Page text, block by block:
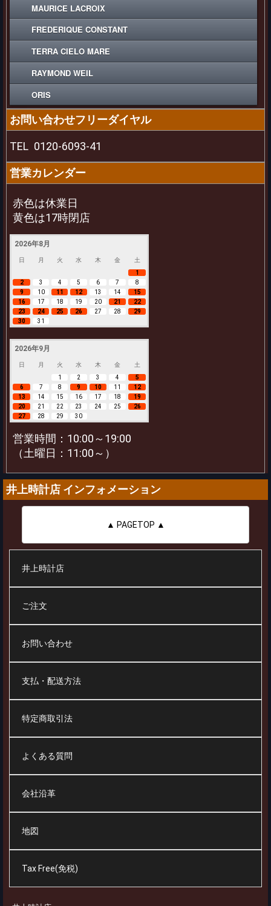
MAURICE LACROIX
FREDERIQUE CONSTANT
TERRA CIELO MARE
RAYMOND WEIL
ORIS
お問い合わせフリーダイヤル
TEL 0120-6093-41
営業カレンダー
赤色は休業日
黄色は17時閉店
2026年8月
日 月 火 水 木 金
土
1
2
3 4 5 6 7
8
9
10 11 12 13 14
15
16
17 18 19 20 21
22
23
24 25 26 27 28
29
30
31
2026年9月
日 月 火 水 木 金
土
1
2 3 4
5
6
7 8 9 10 11
12
13
14 15 16 17 18
19
20
21 22 23 24 25
26
27
28 29 30
営業時間：10:00～19:00
（土曜日：11:00～）
井上時計店 インフォメーション
▲ PAGETOP ▲
井上時計店
ご注文
お問い合わせ
支払・配送方法
特定商取引法
よくある質問
会社沿革
地図
Tax Free(免税)